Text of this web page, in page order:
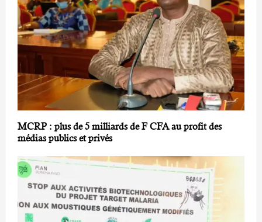
MCRP : plus de 5 milliards de F CFA au profit des
médias publics et privés